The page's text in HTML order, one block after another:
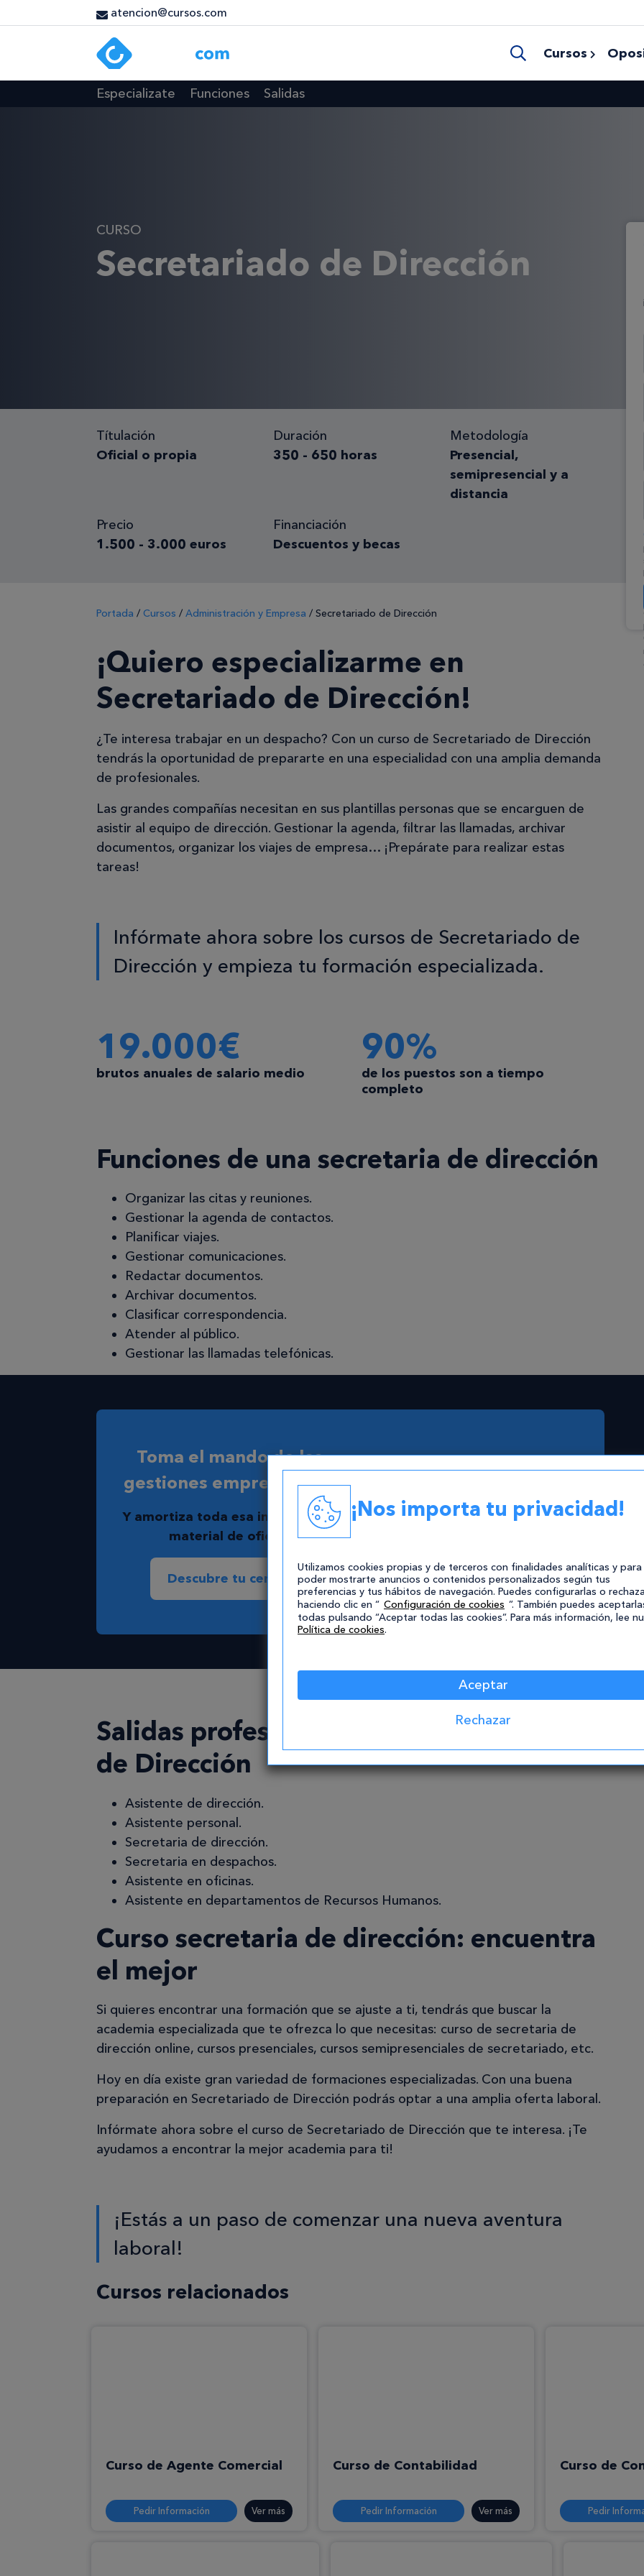
atencion@cursos.com
Cursos
Especializate Funciones Salidas
CURSO
Secretariado de Dirección
Títulación
Oficial o propia
Duración
350 - 650 horas
Metodología
Presencial,
semipresencial y a
distancia
Precio
1.500 - 3.000 euros
Financiación
Descuentos y becas
Portada / Cursos / Administración y Empresa / Secretariado de Dirección
¡Quiero especializarme en
Secretariado de Dirección!
¿Te interesa trabajar en un despacho? Con un curso de Secretariado de Dirección
tendrás la oportunidad de prepararte en una especialidad con una amplia demanda
de profesionales.
Las grandes compañías necesitan en sus plantillas personas que se encarguen de
asistir al equipo de dirección. Gestionar la agenda, filtrar las llamadas, archivar
documentos, organizar los viajes de empresa… ¡Prepárate para realizar estas
tareas!
Infórmate ahora sobre los cursos de Secretariado de
Dirección y empieza tu formación especializada.
19.000€
brutos anuales de salario medio
90%
de los puestos son a tiempo
completo
Funciones de una secretaria de dirección
Organizar las citas y reuniones.
Gestionar la agenda de contactos.
Planificar viajes.
Gestionar comunicaciones.
Redactar documentos.
Archivar documentos.
Clasificar correspondencia.
Atender al público.
Gestionar las llamadas telefónicas.
Toma el mando de las
gestiones empresariales
Y amortiza toda esa inversión en
material de oficina
Descubre tu centro
Salidas profesionales del Secretariado
de Dirección
Asistente de dirección.
Asistente personal.
Secretaria de dirección.
Secretaria en despachos.
Asistente en oficinas.
Asistente en departamentos de Recursos Humanos.
Curso secretaria de dirección: encuentra
el mejor
Si quieres encontrar una formación que se ajuste a ti, tendrás que buscar la
academia especializada que te ofrezca lo que necesitas: curso de secretaria de
dirección online, cursos presenciales, cursos semipresenciales de secretariado, etc.
Hoy en día existe gran variedad de formaciones especializadas. Con una buena
preparación en Secretariado de Dirección podrás optar a una amplia oferta laboral.
Infórmate ahora sobre el curso de Secretariado de Dirección que te interesa. ¡Te
ayudamos a encontrar la mejor academia para ti!
¡Estás a un paso de comenzar una nueva aventura
laboral!
Cursos relacionados
Curso de Agente Comercial
Pedir Información Ver más
Curso de Contabilidad
Pedir Información Ver más
Curso de
Pedir
¡Nos importa tu privacidad!
Utilizamos cookies propias y de terceros con finalidades analíticas y para
poder mostrarte anuncios o contenidos personalizados según tus
preferencias y tus hábitos de navegación. Puedes configurarlas o
haciendo clic en “ Configuración de cookies ”. También puedes
todas pulsando “Aceptar todas las cookies”. Para más información, lee
Política de cookies.
Aceptar
Rechazar